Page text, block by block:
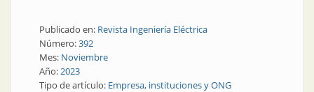
Publicado en: Revista Ingeniería Eléctrica
Número:392
Mes: Noviembre
Año:2023
Tipo de artículo: Empresa, instituciones y ONG